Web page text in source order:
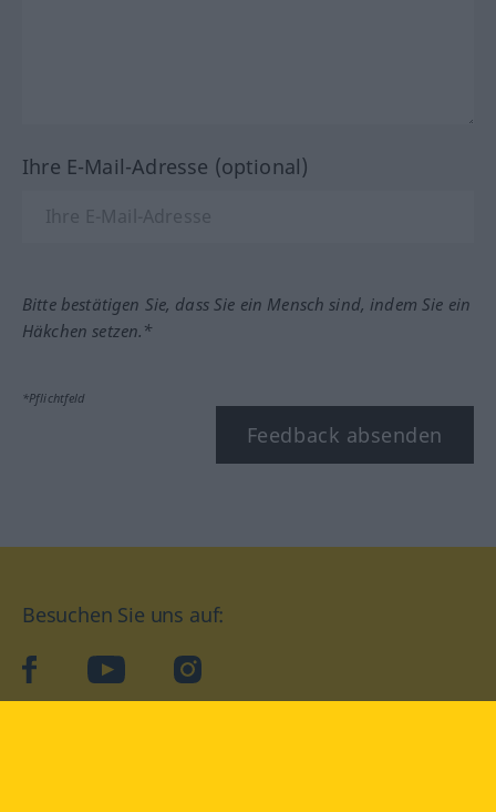
Ihre E-Mail-Adresse (optional)
Bitte bestätigen Sie, dass Sie ein Mensch sind, indem Sie ein
Häkchen setzen.*
*Pflichtfeld
Feedback absenden
Besuchen Sie uns auf:
facebookYouTube Instagram